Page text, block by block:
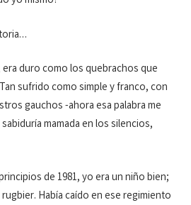
duro como los quebra­chos que
sufrido como simple y fran­co, con
gauchos -ahora esa palabra me
mamada en los silencios,
de 1981, yo era un niño bien;
Había caído en ese regimiento